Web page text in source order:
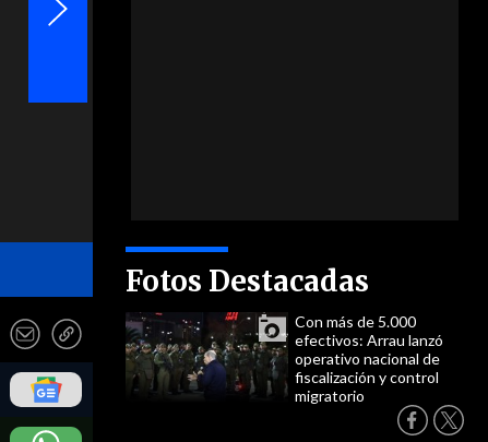
Fotos Destacadas
Con más de 5.000
efectivos: Arrau lanzó
operativo nacional de
fiscalización y control
migratorio